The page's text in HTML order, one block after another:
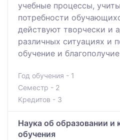
учебные процессы,
потребности
действуют творчески и
различных ситуациях и
обучение и
Год обучения - 1
Семестр - 2
Кредитов - 3
Наука об образовании и
обучения